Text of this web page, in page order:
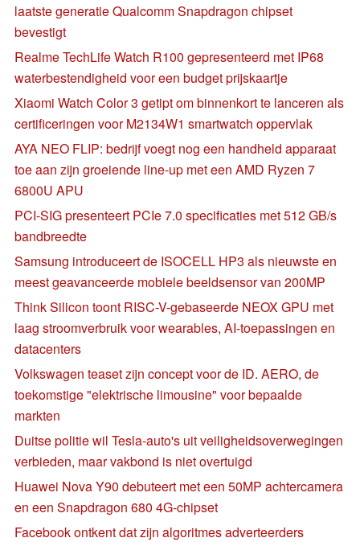
laatste generatie Qualcomm Snapdragon chipset
bevestigt
Realme TechLife Watch R100 gepresenteerd met IP68
waterbestendigheid voor een budget prijskaartje
Xiaomi Watch Color 3 getipt om binnenkort te lanceren als
certificeringen voor M2134W1 smartwatch oppervlak
AYA NEO FLIP: bedrijf voegt nog een handheld apparaat
toe aan zijn groeiende line-up met een AMD Ryzen 7
6800U APU
PCI-SIG presenteert PCIe 7.0 specificaties met 512 GB/s
bandbreedte
Samsung introduceert de ISOCELL HP3 als nieuwste en
meest geavanceerde mobiele beeldsensor van 200MP
Think Silicon toont RISC-V-gebaseerde NEOX GPU met
laag stroomverbruik voor wearables, AI-toepassingen en
datacenters
Volkswagen teaset zijn concept voor de ID. AERO, de
toekomstige "elektrische limousine" voor bepaalde
markten
Duitse politie wil Tesla-auto's uit veiligheidsoverwegingen
verbieden, maar vakbond is niet overtuigd
Huawei Nova Y90 debuteert met een 50MP achtercamera
en een Snapdragon 680 4G-chipset
Facebook ontkent dat zijn algoritmes adverteerders